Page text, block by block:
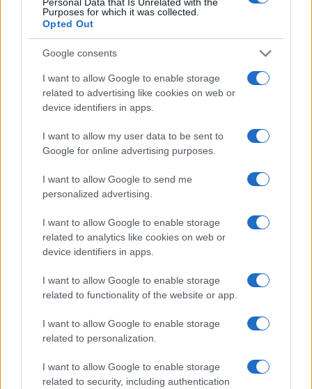
Purposes for which it was collected.
Opted Out
Google consents
I want to allow Google to enable storage
related to advertising like cookies on web or
device identifiers in apps.
I want to allow my user data to be sent to
Google for online advertising purposes.
I want to allow Google to send me
personalized advertising.
I want to allow Google to enable storage
related to analytics like cookies on web or
device identifiers in apps.
I want to allow Google to enable storage
related to functionality of the website or app.
I want to allow Google to enable storage
related to personalization.
I want to allow Google to enable storage
related to security, including authentication
F
a
ce
b
o
k
T
w
it
te
r
Pi
n
te
re
st
W
h
s
A
p
S
h
re
Articolo precedente
Prossimo articolo
NOTIZIE RECENTI
Controlli rafforzati in Costa Smeralda, 20
arresti e 135 denunce
Tre milioni di euro dalla Provincia Gallura per
nuove aule nelle scuole di Olbia
Incidente sulla provinciale 125, paura tra Olbia e
Incidente sulla strada provinciale ad Arzachena,
un ferito